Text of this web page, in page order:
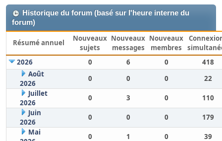
Historique du forum (basé sur l'heure interne du
forum)
Résumé annuel
Nouveaux
sujets
Nouveaux
messages
Nouveaux
membres
2026
0 6 0
418
Août
2026
0 0 0
22
Juillet
2026
0 3 0
110
Juin
2026
0 0 0
179
Mai
0 1 0 39